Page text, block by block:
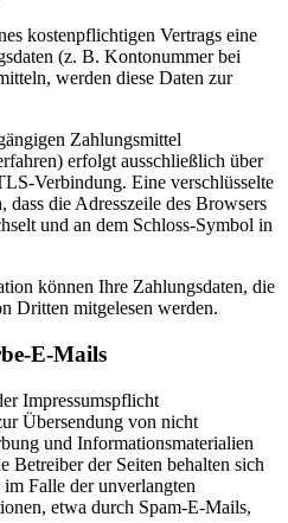
kostenpflichtigen Vertrags eine
(z. B. Kontonummer bei
werden diese Daten zur
Zahlungsmittel
erfolgt ausschließlich über
Verbindung. Eine verschlüsselte
dass die Adresszeile des Browsers
und an dem Schloss-Symbol in
können Ihre Zahlungsdaten, die
Dritten mitgelesen werden.
E-Mails
Impressumspflicht
Übersendung von nicht
und Informationsmaterialien
der Seiten behalten sich
Falle der unverlangten
etwa durch Spam-E-Mails,